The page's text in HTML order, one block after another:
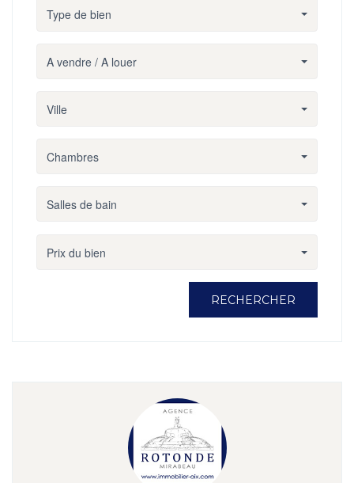
Type de bien
A vendre / A louer
Ville
Chambres
Salles de bain
Prix du bien
RECHERCHER